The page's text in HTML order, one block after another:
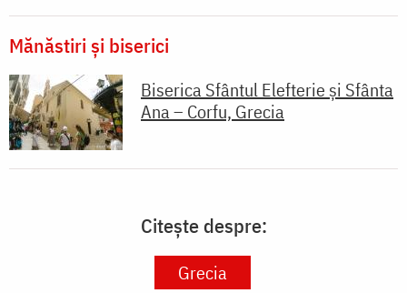
Mănăstiri și biserici
Biserica Sfântul Elefterie și Sfânta
Ana – Corfu, Grecia
Citește despre:
Grecia